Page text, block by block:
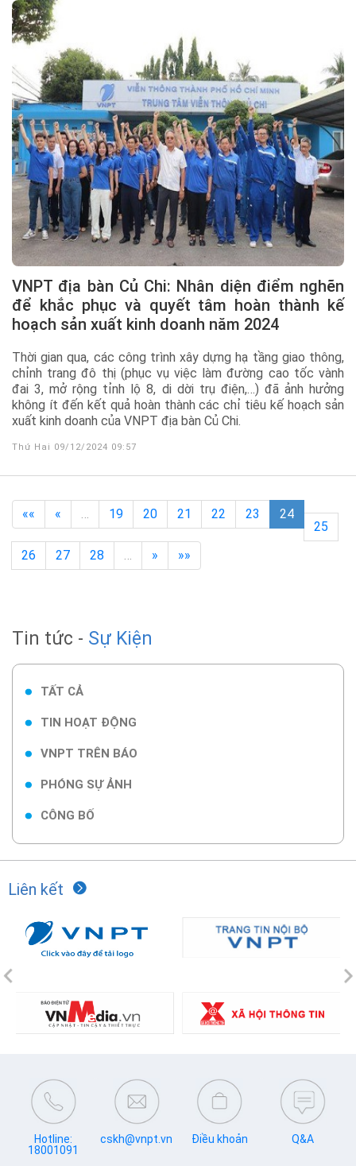
VNPT địa bàn Củ Chi: Nhân diện điểm nghẽn
để khắc phục và quyết tâm hoàn thành kế
hoạch sản xuất kinh doanh năm 2024
Thời gian qua, các công trình xây dựng hạ tầng giao thông,
chỉnh trang đô thị (phục vụ việc làm đường cao tốc vành
đai 3, mở rộng tỉnh lộ 8, di dời trụ điện,…) đã ảnh hưởng
không ít đến kết quả hoàn thành các chỉ tiêu kế hoạch sản
xuất kinh doanh của VNPT địa bàn Củ Chi.
Thứ Hai 09/12/2024 09:57
«« « … 19 20 21 22 23
24
25
26
27 28 … » »»
Tin tức - Sự Kiện
TẤT CẢ
TIN HOẠT ĐỘNG
VNPT TRÊN BÁO
PHÓNG SỰ ẢNH
CÔNG BỐ
Liên kết
Previous
Hotline:
18001091
cskh@vnpt.vn Điều khoản Q&A